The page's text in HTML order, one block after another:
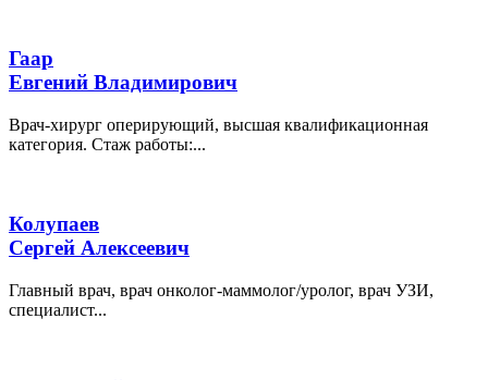
Гаар
Евгений Владимирович
Врач-хирург оперирующий, высшая квалификационная
категория. Стаж работы:...
Колупаев
Сергей Алексеевич
Главный врач, врач онколог-маммолог/уролог, врач УЗИ,
специалист...